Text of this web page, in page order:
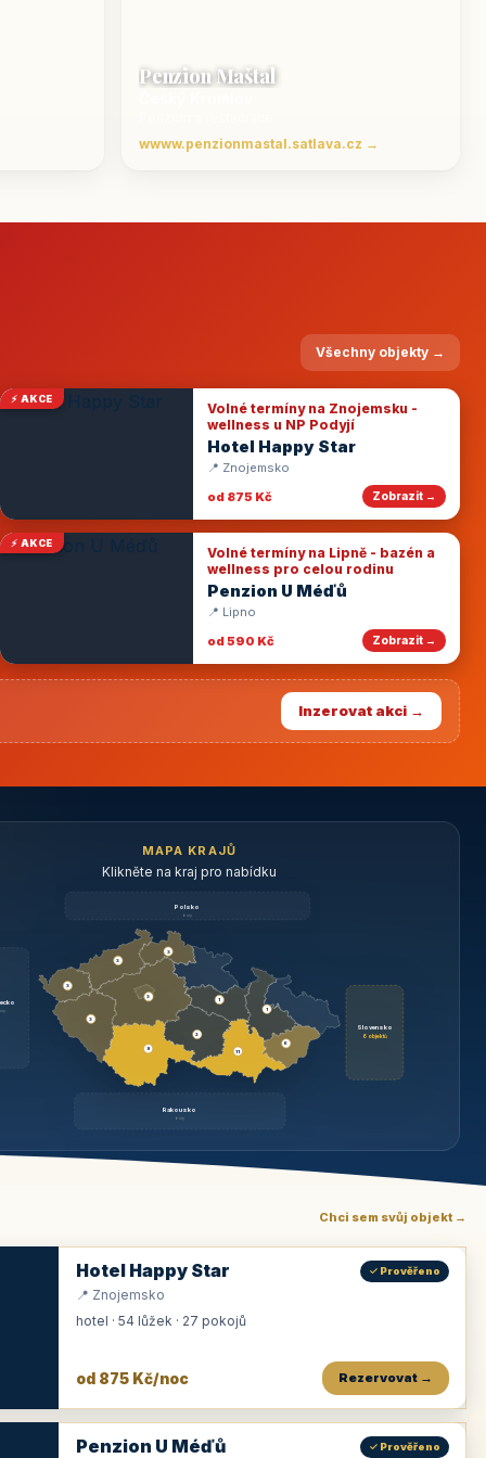
Penzion Maštal
wwww.penzionmastal.satlava.cz →
Všechny objekty →
⚡ AKCE
Volné termíny na Znojemsku -
wellness u NP Podyjí
Hotel Happy Star
📍 Znojemsko
od 875 Kč
Zobrazit →
⚡ AKCE
Volné termíny na Lipně - bazén a
wellness pro celou rodinu
Penzion U Méďů
📍 Lipno
od 590 Kč
Zobrazit →
Inzerovat akci →
MAPA KRAJŮ
Klikněte na kraj pro nabídku
Polsko
brzy
Slovensko
6 objektů
Rakousko
brzy
3
9
3
3
3
3
1
2
11
1
6
Chci sem svůj objekt →
Hotel Happy Star ✓ Prověřeno
📍 Znojemsko
hotel · 54 lůžek · 27 pokojů
od 875 Kč/noc Rezervovat →
Penzion U Méďů ✓ Prověřeno